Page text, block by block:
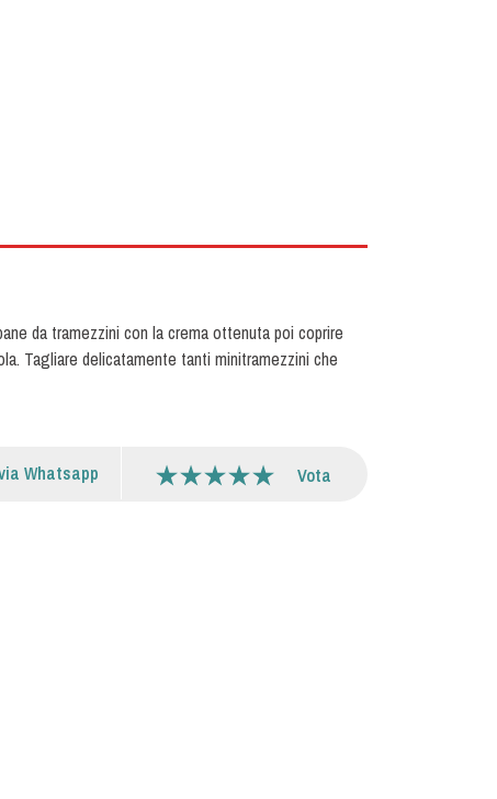
da tramezzini con la crema ottenuta poi coprire
Tagliare delicatamente tanti minitramezzini che
Whatsapp Vota